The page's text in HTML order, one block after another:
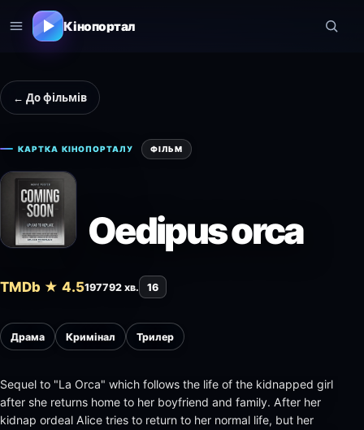
Кінопортал
← До фільмів
КАРТКА КІНОПОРТАЛУ ФІЛЬМ
Oedipus orca
TMDb ★ 4.5197792 хв. 16
Драма Кримінал Трилер
Sequel to "La Orca" which follows the life of the kidnapped girl
after she returns home to her boyfriend and family. After her
kidnap ordeal Alice tries to return to her normal life, but her